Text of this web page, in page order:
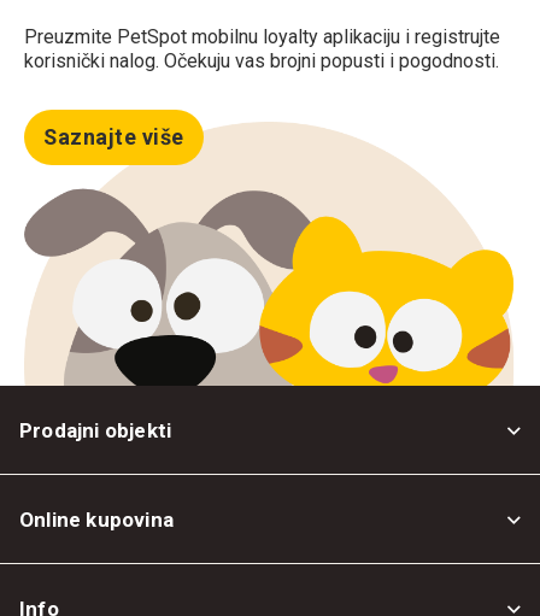
Preuzmite PetSpot mobilnu loyalty aplikaciju i registrujte
korisnički nalog. Očekuju vas brojni popusti i pogodnosti.
Saznajte više
Prodajni objekti
Online kupovina
Info